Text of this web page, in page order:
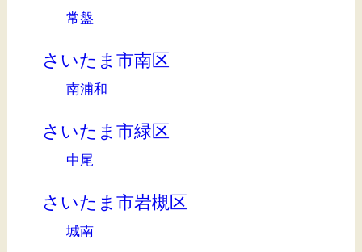
常盤
さいたま市南区
南浦和
さいたま市緑区
中尾
さいたま市岩槻区
城南